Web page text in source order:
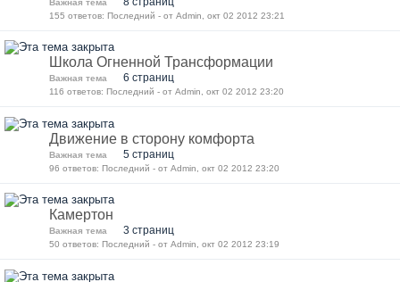
155 ответов: Последний - от Admin, окт 02 2012 23:21
Школа Огненной Трансформации
Важная тема 6 страниц
116 ответов: Последний - от Admin, окт 02 2012 23:20
Движение в сторону комфорта
Важная тема 5 страниц
96 ответов: Последний - от Admin, окт 02 2012 23:20
Камертон
Важная тема 3 страниц
50 ответов: Последний - от Admin, окт 02 2012 23:19